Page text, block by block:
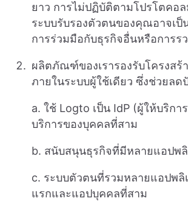
ยาว การไม่ปฏิบัติตามโปรโตคอ
ระบบรับรองตัวตนของคุณอาจเป็
การร่วมมือกับธุรกิจอื่นหรือการร
ผลิตภัณฑ์ของเรารองรับโครงสร้
ภายในระบบผู้ใช้เดียว ซึ่งช่วยล
a. ใช้ Logto เป็น IdP (ผู้ให้บริก
บริการของบุคคลที่สาม
b. สนับสนุนธุรกิจที่มีหลายแอปพ
c. ระบบตัวตนที่รวมหลายแอปพลิ
แรกและแอปบุคคลที่สาม